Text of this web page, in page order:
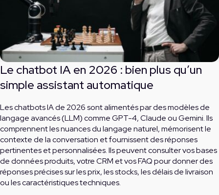
Le chatbot IA en 2026 : bien plus qu’un
simple assistant automatique
Les chatbots IA de 2026 sont alimentés par des modèles de
langage avancés (LLM) comme GPT-4, Claude ou Gemini. Ils
comprennent les nuances du langage naturel, mémorisent le
contexte de la conversation et fournissent des réponses
pertinentes et personnalisées. Ils peuvent consulter vos bases
de données produits, votre CRM et vos FAQ pour donner des
réponses précises sur les prix, les stocks, les délais de livraison
ou les caractéristiques techniques.